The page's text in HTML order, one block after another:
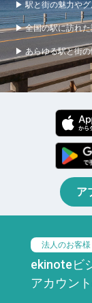
▶ 駅と街の魅力や
▶ 全国の駅に訪れた
▶ あらゆる駅と街
ア
法人のお客様
ekinoteビ
アカウン